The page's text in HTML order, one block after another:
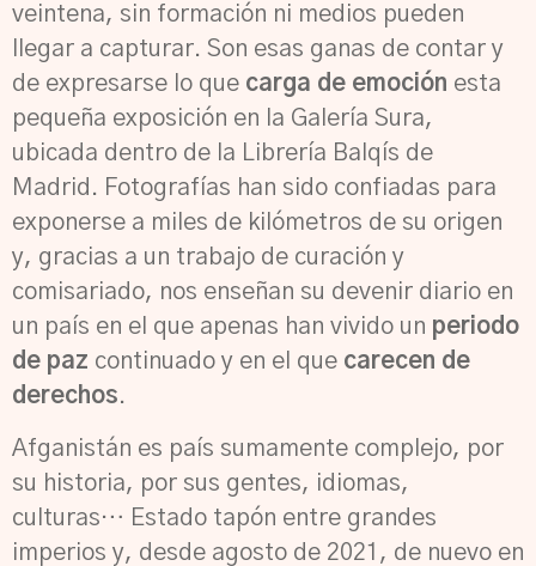
veintena, sin formación ni medios pueden
llegar a capturar. Son esas ganas de contar y
de expresarse lo que carga de emoción esta
pequeña exposición en la Galería Sura,
ubicada dentro de la Librería Balqís de
Madrid. Fotografías han sido confiadas para
exponerse a miles de kilómetros de su origen
y, gracias a un trabajo de curación y
comisariado, nos enseñan su devenir diario en
un país en el que apenas han vivido un periodo
de paz continuado y en el que carecen de
derechos.
Afganistán es país sumamente complejo, por
su historia, por sus gentes, idiomas,
culturas… Estado tapón entre grandes
imperios y, desde agosto de 2021, de nuevo en